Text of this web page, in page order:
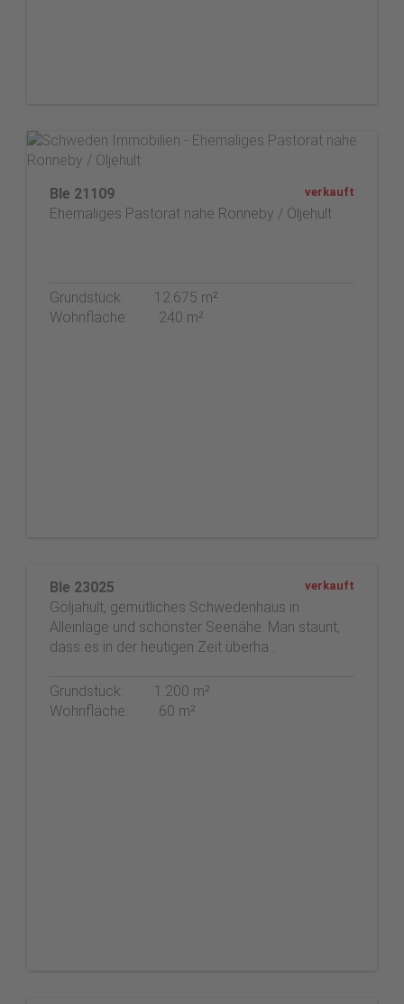
Ble 21109 verkauft
Ehemaliges Pastorat nahe Ronneby / Öljehult
Grundstück:
12.675 m²
Wohnfläche:
240 m²
Ble 23025 verkauft
Göljahult, gemütliches Schwedenhaus in
Alleinlage und schönster Seenähe. Man staunt,
dass es in der heutigen Zeit überha…
Grundstück:
1.200 m²
Wohnfläche:
60 m²